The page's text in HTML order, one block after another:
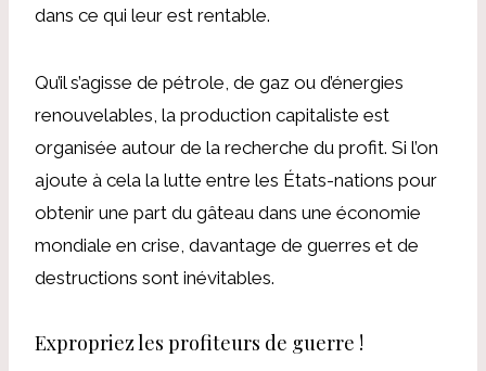
dans ce qui leur est rentable.
Qu’il s’agisse de pétrole, de gaz ou d’énergies
renouvelables, la production capitaliste est
organisée autour de la recherche du profit. Si l’on
ajoute à cela la lutte entre les États-nations pour
obtenir une part du gâteau dans une économie
mondiale en crise, davantage de guerres et de
destructions sont inévitables.
Expropriez les profiteurs de guerre !